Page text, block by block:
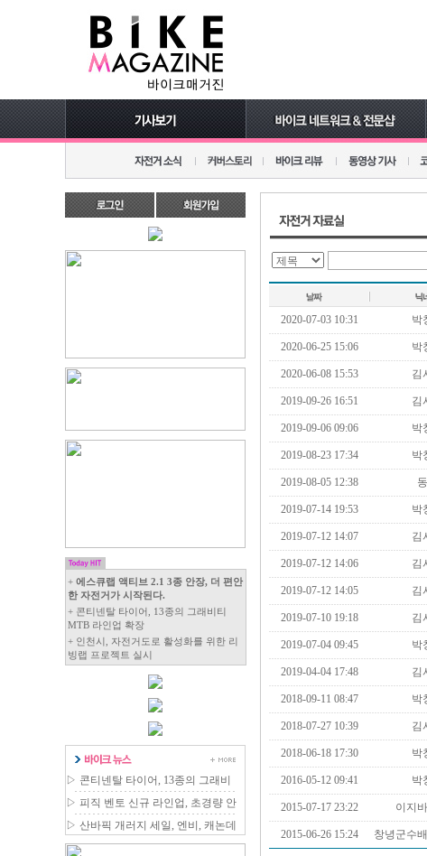
+ 에스큐랩 액티브 2.1 3종 안장, 더 편안
한 자전거가 시작된다.
+ 콘티넨탈 타이어, 13종의 그래비티
MTB 라인업 확장
+ 인천시, 자전거도로 활성화를 위한 리
빙랩 프로젝트 실시
▷ 콘티넨탈 타이어, 13종의 그래비
티 MTB 라인업 확장
▷ 피직 벤토 신규 라인업, 초경량 안
장 국내 출시
▷ 산바픽 개러지 세일, 엔비, 캐논데
일 등 최대 80% 할인
2020-07-03 10:31 박
2020-06-25 15:06 박
2020-06-08 15:53 김
2019-09-26 16:51 김
2019-09-06 09:06 박
2019-08-23 17:34 박
2019-08-05 12:38
2019-07-14 19:53 박
2019-07-12 14:07 김
2019-07-12 14:06 김
2019-07-12 14:05 김
2019-07-10 19:18 김
2019-07-04 09:45 박
2019-04-04 17:48 김
2018-09-11 08:47 박
2018-07-27 10:39 김
2018-06-18 17:30 박
2016-05-12 09:41 박
2015-07-17 23:22 이지
2015-06-26 15:24 창녕군수